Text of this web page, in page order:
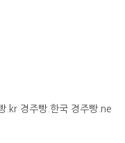
.kr 경주빵.한국 경주빵.ne